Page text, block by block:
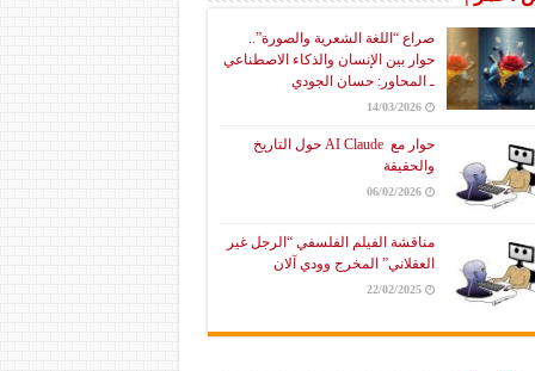
صراع “اللغة الشعرية والصورة”..
حوار بين الإنسان والذكاء الاصطناعي
ـ المحاور: حسان الجودي
14/03/2026
حوار مع AI Claude حول التاريخ
والحقيقة
06/02/2026
مناقشة الفيلم الفلسفي “الرجل غير
العقلاني” المخرج وودي آلان
22/02/2025